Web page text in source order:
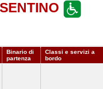
Binario di
partenza
Classi e servizi a
bordo